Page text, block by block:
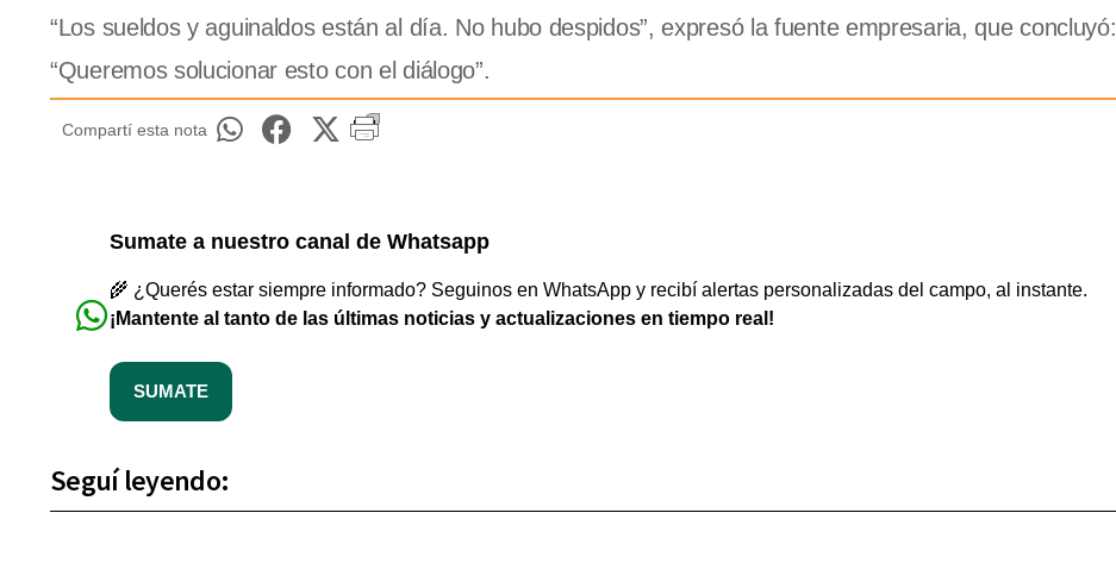
“Los sueldos y aguinaldos están al día. No hubo despidos”, expresó la fuente empresaria, que concluyó:
“Queremos solucionar esto con el diálogo”.
Compartí esta nota
Sumate a nuestro canal de Whatsapp
🌾 ¿Querés estar siempre informado? Seguinos en WhatsApp y recibí alertas personalizadas del campo, al instante.
¡Mantente al tanto de las últimas noticias y actualizaciones en tiempo real!
SUMATE
Seguí leyendo: